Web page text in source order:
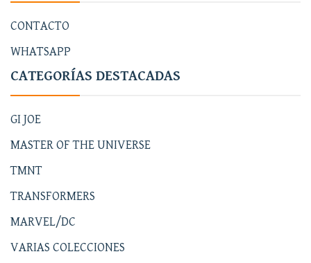
CONTACTO
WHATSAPP
CATEGORÍAS DESTACADAS
GI JOE
MASTER OF THE UNIVERSE
TMNT
TRANSFORMERS
MARVEL/DC
VARIAS COLECCIONES